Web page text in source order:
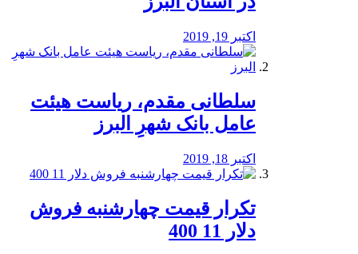
اکتبر 19, 2019
سلطانی مقدم، ریاست هیئت
عامل بانک شهرِ البرز
اکتبر 18, 2019
تکرار قیمت چهارشنبه فروش
دلار 11 400